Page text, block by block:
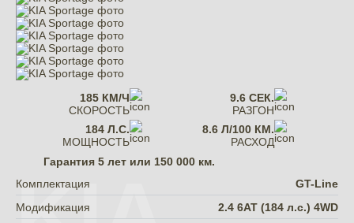
Гарантия 5 лет или 150 000 км.
Комплектация
GT-Line
Модификация
2.4 6АТ (184 л.с.) 4WD
185 КМ/Ч
СКОРОСТЬ
9.6 СЕК.
РАЗГОН
184 Л.С.
МОЩНОСТЬ
8.6 Л/100 КМ.
РАСХОД